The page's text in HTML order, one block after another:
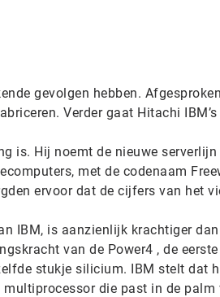
gevolgen hebben.
Verder gaat Hitachi IBM’s
is. Hij noemt de nieuwe serverlijn
met de codenaam
ervoor dat de cijfers van het
IBM, is aanzienlijk krachtiger
van de Power4 , de
stukje silicium. IBM stelt dat
die past in de palm